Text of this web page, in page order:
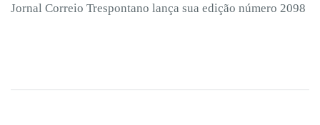
Jornal Correio Trespontano lança sua edição número 2098